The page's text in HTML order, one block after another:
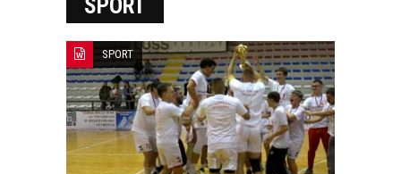
SPORT
SPORT